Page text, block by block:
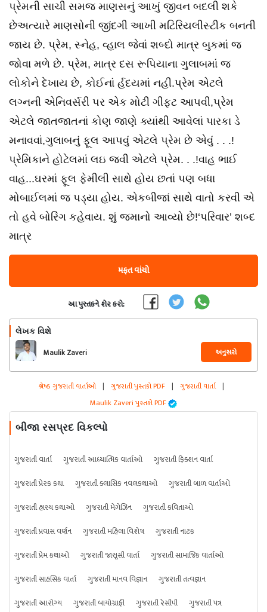
પ્રેમની સાચી સમજ માણસનું આખું જીવન બદલી શકે
છેઅત્યારે માણસોની જીંદગી આખી મટિરિયલીસ્ટીક બનતી
જાય છે. પ્રેમ, સ્નેહ, વ્હાલ જેવાં શબ્દો માત્ર બુકમાં જ
જોવા મળે છે. પ્રેમ, માત્ર દસ રૂપિયાના ગુલાબમાં જ
લોકોને દેખાય છે, કોઈનાં ર્હદયમાં નહી.પ્રેમ એટલે
લગ્નની એનિવર્સરી પર એક મોટી ગીફ્ટ આપવી,પ્રેમ
એટલે જાતજાતનાં કોણ જાણે ક્યાંથી આવેલાં પારકા ડે
મનાવવાં,ગુલાબનું ફૂલ આપવું એટલે પ્રેમ છે એવું . . .!
પ્રેમિકાને હોટેલમાં લઇ જવી એટલે પ્રેમ. . .!વાહ ભાઈ
વાહ...ઘરમાં ફૂલ ફેમીલી સાથે હોય છતાં પણ બધા
મોબાઈલમાં જ પડ્યા હોય. એકબીજાં સાથે વાતો કરવી એ
તો હવે બોરિંગ કહેવાય. શું જમાનો આવ્યો છે!‘પરિવાર’ શબ્દ
માત્ર
મફત વાંચો
આ પુસ્તકને શેર કરો:
લેખક વિશે
Maulik Zaveri અનુસરો
શ્રેષ્ઠ ગુજરાતી વાર્તાઓ | ગુજરાતી પુસ્તકો PDF | ગુજરાતી વાર્તા |
Maulik Zaveri પુસ્તકો PDF
બીજા રસપ્રદ વિકલ્પો
ગુજરાતી વાર્તા ગુજરાતી આધ્યાત્મિક વાર્તાઓ
ગુજરાતી ફિક્શન વાર્તા
ગુજરાતી પ્રેરક કથા
ગુજરાતી ક્લાસિક નવલકથાઓ
ગુજરાતી બાળ વાર્તાઓ
ગુજરાતી હાસ્ય કથાઓ
ગુજરાતી મેગેઝિન
ગુજરાતી કવિતાઓ
ગુજરાતી પ્રવાસ વર્ણન
ગુજરાતી મહિલા વિશેષ
ગુજરાતી નાટક
ગુજરાતી પ્રેમ કથાઓ
ગુજરાતી જાસૂસી વાર્તા
ગુજરાતી સામાજિક વાર્તાઓ
ગુજરાતી સાહસિક વાર્તા
ગુજરાતી માનવ વિજ્ઞાન
ગુજરાતી તત્વજ્ઞાન
ગુજરાતી આરોગ્ય
ગુજરાતી બાયોગ્રાફી ગુજરાતી રેસીપી ગુજરાતી પત્ર